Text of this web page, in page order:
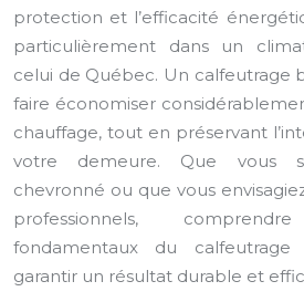
protection et l’efficacité
particulièrement dans un
celui de Québec. Un calfeutrage
faire économiser
chauffage, tout en préservant
votre demeure. Que vous
chevronné ou que vous
professionnels,
fondamentaux du
garantir un résultat durable et